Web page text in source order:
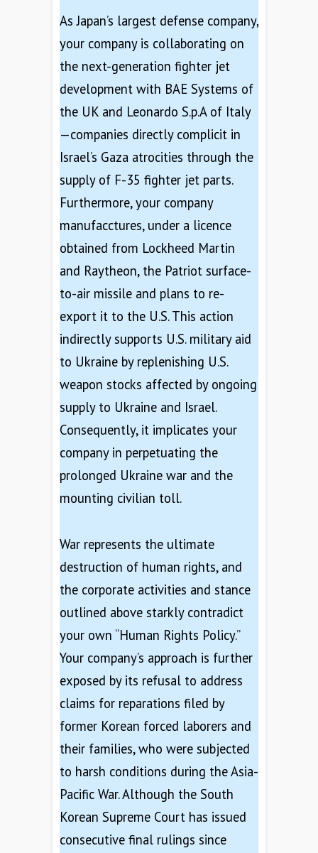
As Japan’s largest defense company,
your company is collaborating on
the next-generation fighter jet
development with BAE Systems of
the UK and Leonardo S.p.A of Italy
—companies directly complicit in
Israel’s Gaza atrocities through the
supply of F-35 fighter jet parts.
Furthermore, your company
manufacctures, under a licence
obtained from Lockheed Martin
and Raytheon, the Patriot surface-
to-air missile and plans to re-
export it to the U.S. This action
indirectly supports U.S. military aid
to Ukraine by replenishing U.S.
weapon stocks affected by ongoing
supply to Ukraine and Israel.
Consequently, it implicates your
company in perpetuating the
prolonged Ukraine war and the
mounting civilian toll.
War represents the ultimate
destruction of human rights, and
the corporate activities and stance
outlined above starkly contradict
your own “Human Rights Policy.”
Your company’s approach is further
exposed by its refusal to address
claims for reparations filed by
former Korean forced laborers and
their families, who were subjected
to harsh conditions during the Asia-
Pacific War. Although the South
Korean Supreme Court has issued
consecutive final rulings since